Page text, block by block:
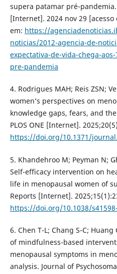
supera patamar pré-
[Internet]. 2024 nov 29
em: https://
noticias/2012-agencia-de-
expectativa-de-vida-chega-
pre-pandemia
4. Rodrigues MAH; Reis ZSN;
women’s perspectives on
knowledge gaps, fears, and
PLOS ONE [Internet].
https://doi.org/10.1371/
5. Khandehroo M; Peyman N;
Self-efficacy intervention on
life in menopausal women of
Reports [Internet].
https://doi.org/10.1038/
6. Chen T-L; Chang S-C;
of mindfulness-based
menopausal symptoms in
analysis. Journal of